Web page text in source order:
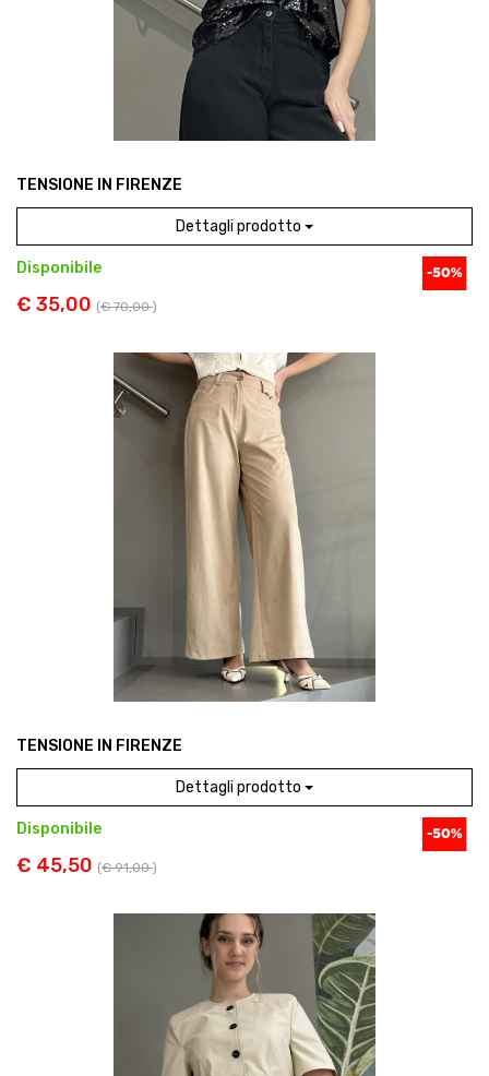
TENSIONE IN FIRENZE
Dettagli prodotto
Disponibile
€ 35,00 (€ 70,00)
TENSIONE IN FIRENZE
Dettagli prodotto
Disponibile
€ 45,50 (€ 91,00)